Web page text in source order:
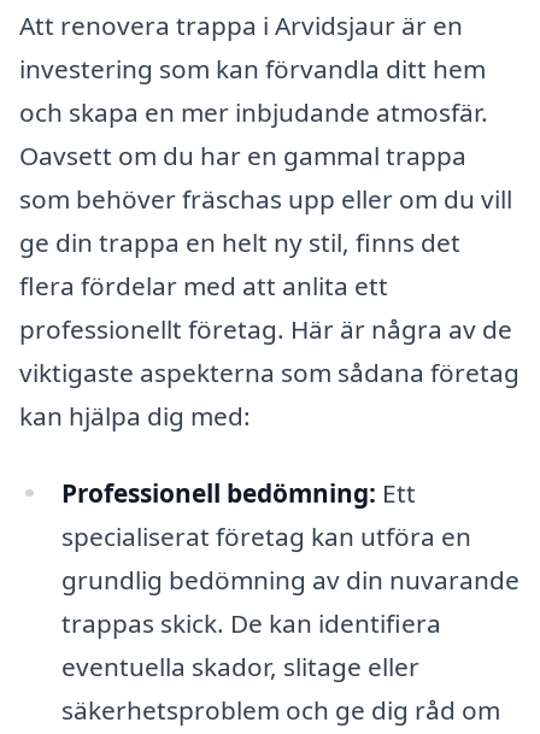
Att renovera trappa i Arvidsjaur är en
investering som kan förvandla ditt hem
och skapa en mer inbjudande atmosfär.
Oavsett om du har en gammal trappa
som behöver fräschas upp eller om du vill
ge din trappa en helt ny stil, finns det
flera fördelar med att anlita ett
professionellt företag. Här är några av de
viktigaste aspekterna som sådana företag
kan hjälpa dig med:
Professionell bedömning: Ett
specialiserat företag kan utföra en
grundlig bedömning av din nuvarande
trappas skick. De kan identifiera
eventuella skador, slitage eller
säkerhetsproblem och ge dig råd om